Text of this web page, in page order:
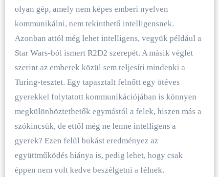
olyan gép, amely nem képes emberi nyelven
kommunikálni, nem tekinthető intelligensnek.
Azonban attól még lehet intelligens, vegyük például a
Star Wars-ból ismert R2D2 szerepét. A másik véglet
szerint az emberek közül sem teljesíti mindenki a
Turing-tesztet. Egy tapasztalt felnőtt egy ötéves
gyerekkel folytatott kommunikációjában is könnyen
megkülönböztethetők egymástól a felek, hiszen más a
szókincsük, de ettől még ne lenne intelligens a
gyerek? Ezen felül bukást eredményez az
együttműködés hiánya is, pedig lehet, hogy csak
éppen nem volt kedve beszélgetni a félnek.